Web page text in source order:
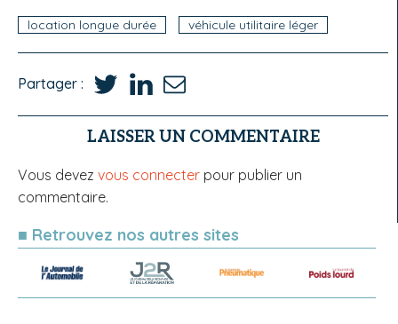
location longue durée véhicule utilitaire léger
Partager :
LAISSER UN COMMENTAIRE
Vous devez vous connecter pour publier un
commentaire.
■ Retrouvez nos autres sites